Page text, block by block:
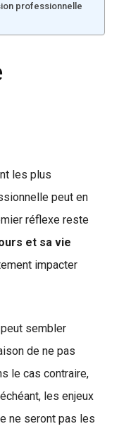
professionnelle
les plus
peut en
réflexe reste
et sa vie
impacter
sembler
de ne pas
le cas contraire,
les enjeux
ne seront pas les